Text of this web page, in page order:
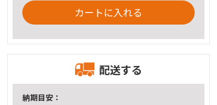
カートに入れる
配送する
納期目安：